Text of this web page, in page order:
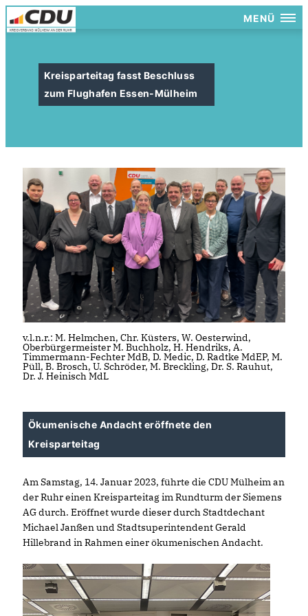
MENÜ
Kreisparteitag fasst Beschluss
zum Flughafen Essen-Mülheim
v.l.n.r.: M. Helmchen, Chr. Küsters, W. Oesterwind,
Oberbürgermeister M. Buchholz, H. Hendriks, A.
Timmermann-Fechter MdB, D. Medic, D. Radtke MdEP, M.
Püll, B. Brosch, U. Schröder, M. Breckling, Dr. S. Rauhut,
Dr. J. Heinisch MdL
Ökumenische Andacht eröffnete den
Kreisparteitag
Am Samstag, 14. Januar 2023, führte die CDU Mülheim an
der Ruhr einen Kreisparteitag im Rundturm der Siemens
AG durch. Eröffnet wurde dieser durch Stadtdechant
Michael Janßen und Stadtsuperintendent Gerald
Hillebrand in Rahmen einer ökumenischen Andacht.